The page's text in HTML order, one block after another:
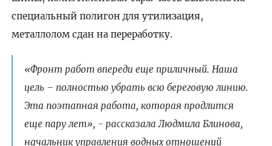
специальный полигон для утилизация,
металлолом сдан на переработку.
«Фронт работ впереди еще приличный. Наша
цель – полностью убрать всю береговую линию.
Эта поэтапная работа, которая продлится
еще пару лет», - рассказала Людмила Блинова,
начальник управления водных отношений